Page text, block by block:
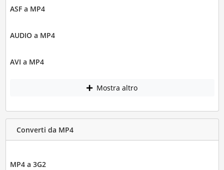
ASF a MP4
AUDIO a MP4
AVI a MP4
Mostra altro
Converti da MP4
MP4 a 3G2